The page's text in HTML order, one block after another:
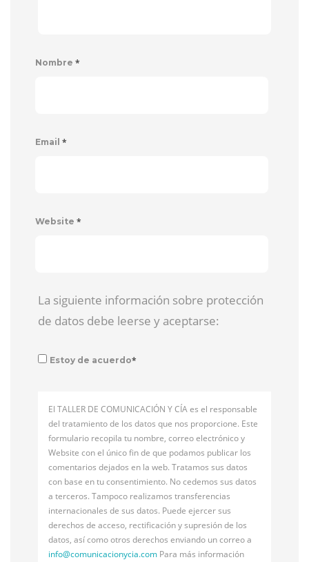
Nombre *
Email *
Website *
La siguiente información sobre protección
de datos debe leerse y aceptarse:
Estoy de acuerdo*
El TALLER DE COMUNICACIÓN Y CÍA es el responsable
del tratamiento de los datos que nos proporcione. Este
formulario recopila tu nombre, correo electrónico y
Website con el único fin de que podamos publicar los
comentarios dejados en la web. Tratamos sus datos
con base en tu consentimiento. No cedemos sus datos
a terceros. Tampoco realizamos transferencias
internacionales de sus datos. Puede ejercer sus
derechos de acceso, rectificación y supresión de los
datos, así como otros derechos enviando un correo a
info@comunicacionycia.com Para más información